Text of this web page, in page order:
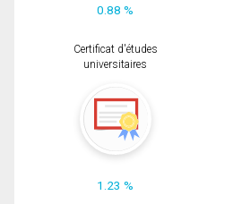
0.88 %
Certificat d'études
universitaires
1.23 %